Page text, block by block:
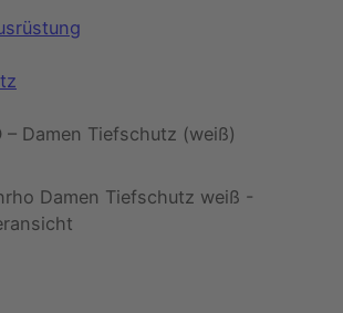
– Damen Tiefschutz (weiß)